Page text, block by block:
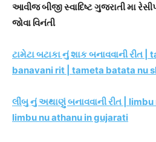
આવીજ બીજી સ્વાદિષ્ટ ગુજરાતી મા
જોવા વિનંતી
ટામેટા બટાકા નું શાક બનાવવાની રીત
banavani rit | tameta batata nu
લીંબુ નું અથાણું બનાવવાની રીત |
limbu nu athanu in gujarati